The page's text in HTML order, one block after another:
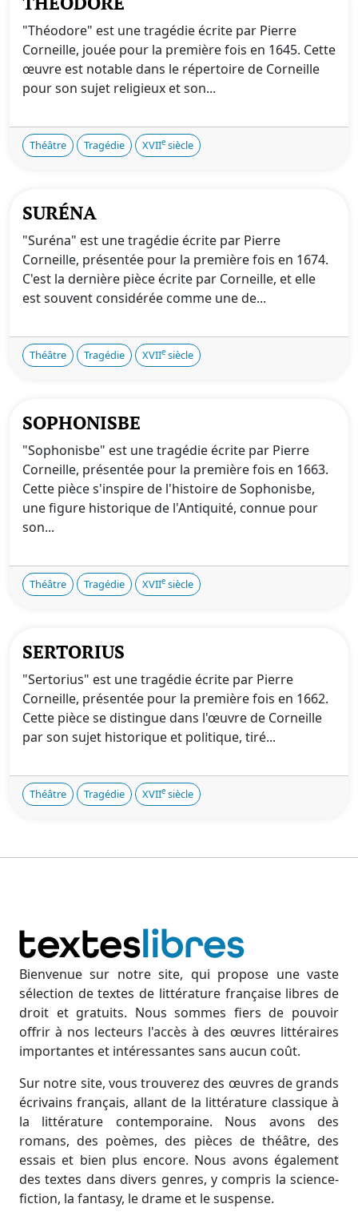
"Théodore" est une tragédie écrite par Pierre
Corneille, jouée pour la première fois en 1645. Cette
œuvre est notable dans le répertoire de Corneille
pour son sujet religieux et son...
Théâtre Tragédie XVIIe siècle
SURÉNA
"Suréna" est une tragédie écrite par Pierre
Corneille, présentée pour la première fois en 1674.
C'est la dernière pièce écrite par Corneille, et elle
est souvent considérée comme une de...
Théâtre Tragédie XVIIe siècle
SOPHONISBE
"Sophonisbe" est une tragédie écrite par Pierre
Corneille, présentée pour la première fois en 1663.
Cette pièce s'inspire de l'histoire de Sophonisbe,
une figure historique de l'Antiquité, connue pour
son...
Théâtre Tragédie XVIIe siècle
SERTORIUS
"Sertorius" est une tragédie écrite par Pierre
Corneille, présentée pour la première fois en 1662.
Cette pièce se distingue dans l'œuvre de Corneille
par son sujet historique et politique, tiré...
Théâtre Tragédie XVIIe siècle
Bienvenue sur notre site, qui propose une vaste
sélection de textes de littérature française libres de
droit et gratuits. Nous sommes fiers de pouvoir
offrir à nos lecteurs l'accès à des œuvres littéraires
importantes et intéressantes sans aucun coût.
Sur notre site, vous trouverez des œuvres de grands
écrivains français, allant de la littérature classique à
la littérature contemporaine. Nous avons des
romans, des poèmes, des pièces de théâtre, des
essais et bien plus encore. Nous avons également
des textes dans divers genres, y compris la science-
fiction, la fantasy, le drame et le suspense.